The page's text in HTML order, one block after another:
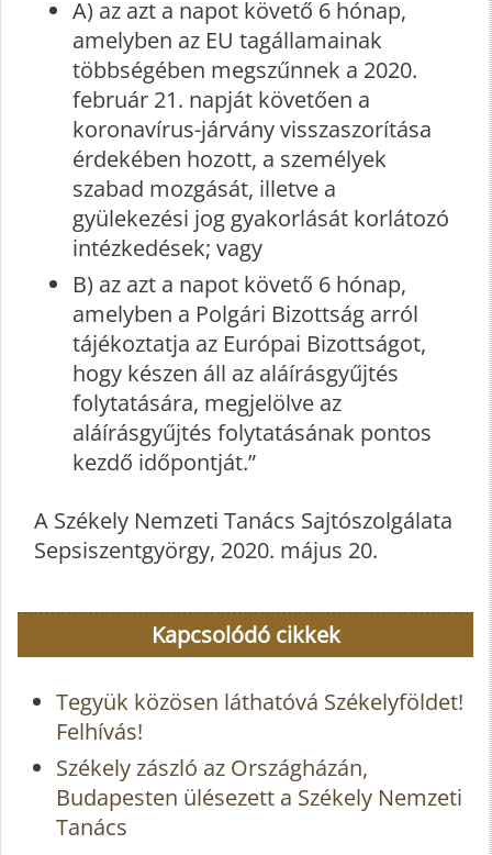
A) az azt a napot követő 6 hónap,
amelyben az EU tagállamainak
többségében megszűnnek a 2020.
február 21. napját követően a
koronavírus-járvány visszaszorítása
érdekében hozott, a személyek
szabad mozgását, illetve a
gyülekezési jog gyakorlását korlátozó
intézkedések; vagy
B) az azt a napot követő 6 hónap,
amelyben a Polgári Bizottság arról
tájékoztatja az Európai Bizottságot,
hogy készen áll az aláírásgyűjtés
folytatására, megjelölve az
aláírásgyűjtés folytatásának pontos
kezdő időpontját.”
A Székely Nemzeti Tanács Sajtószolgálata
Sepsiszentgyörgy, 2020. május 20.
Kapcsolódó cikkek
Tegyük közösen láthatóvá Székelyföldet!
Felhívás!
Székely zászló az Országházán,
Budapesten ülésezett a Székely Nemzeti
Tanács